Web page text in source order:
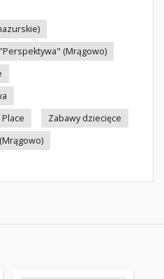
(Mrągowo)
Place
Zabawy dziecięce